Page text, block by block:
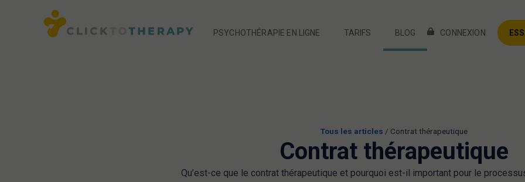
PSYCHOTHÉRAPIE EN LIGNE
TARIFS BLOG CONNEXION
Tous les articles / Contrat thérapeutique
Contrat thérapeutique
Qu’est-ce que le contrat thérapeutique et pourquoi est-il important pour le